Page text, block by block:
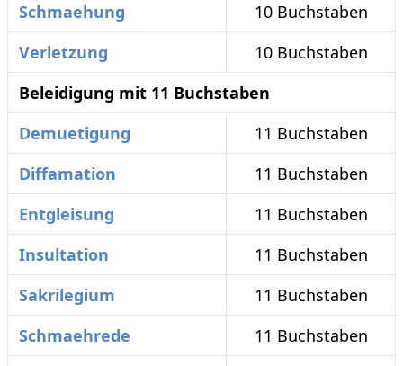
Schmaehung
10 Buchstaben
Verletzung
10 Buchstaben
Beleidigung mit 11 Buchstaben
Demuetigung
11 Buchstaben
Diffamation
11 Buchstaben
Entgleisung
11 Buchstaben
Insultation
11 Buchstaben
Sakrilegium
11 Buchstaben
Schmaehrede
11 Buchstaben